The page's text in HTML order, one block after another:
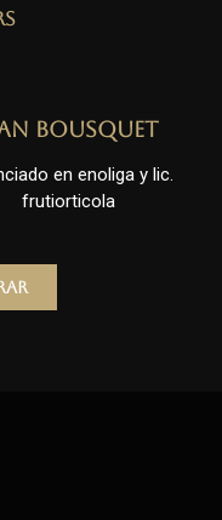
Bousquet
en enoliga y lic.
frutiorticola